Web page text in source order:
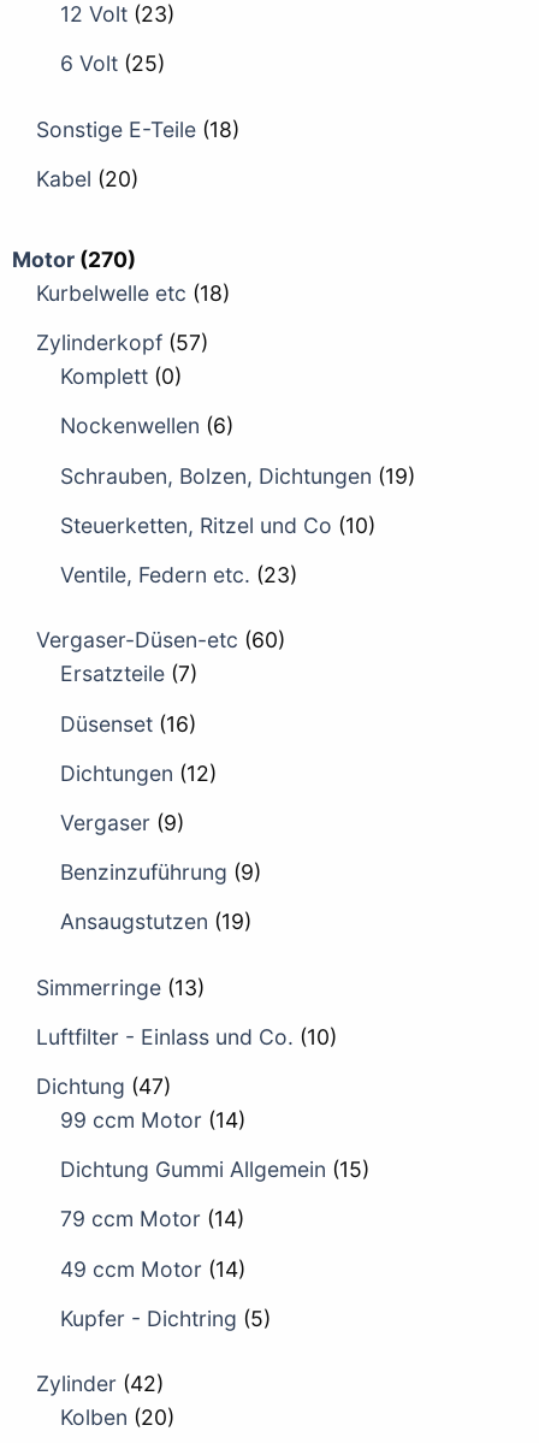
12 Volt (23)
6 Volt (25)
Sonstige E-Teile (18)
Kabel (20)
Motor (270)
Kurbelwelle etc (18)
Zylinderkopf (57)
Komplett (0)
Nockenwellen (6)
Schrauben, Bolzen, Dichtungen (19)
Steuerketten, Ritzel und Co (10)
Ventile, Federn etc. (23)
Vergaser-Düsen-etc (60)
Ersatzteile (7)
Düsenset (16)
Dichtungen (12)
Vergaser (9)
Benzinzuführung (9)
Ansaugstutzen (19)
Simmerringe (13)
Luftfilter - Einlass und Co. (10)
Dichtung (47)
99 ccm Motor (14)
Dichtung Gummi Allgemein (15)
79 ccm Motor (14)
49 ccm Motor (14)
Kupfer - Dichtring (5)
Zylinder (42)
Kolben (20)